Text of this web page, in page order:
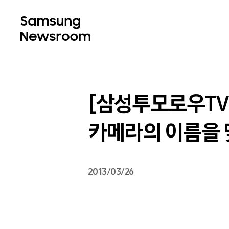
[삼성투모로우
카메라의 이름을
2013/03/26